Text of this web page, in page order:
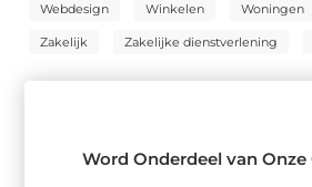
Webdesign Winkelen Woningen
Zakelijk Zakelijke dienstverlening
Word Onderdeel van